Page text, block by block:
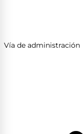
Vía de administración